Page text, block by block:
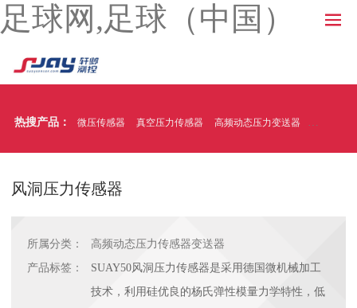
足球网,足球（中国）
热搜产品： 微压传感器 真空压力传感器 高频动态压力变送器 温压一体
风洞压力传感器
所属分类：
高频动态压力传感器变送器
产品标签：
SUAY50风洞压力传感器是采用德国微机械加工
技术，利用硅优良的杨氏弹性模量力学特性，低